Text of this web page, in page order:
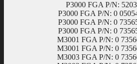
P3000 FGA P/N:
P3000 FGA P/N: 0
P3000 FGA P/N: 0
P3000 FGA P/N: 0
M3001 FGA P/N: 0
M3001 FGA P/N: 0
M3003 FGA P/N: 0